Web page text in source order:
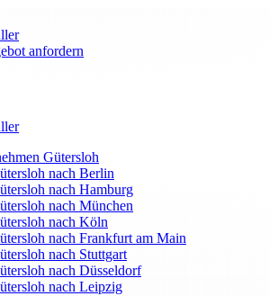
anfordern
Gütersloh
nach Berlin
nach Hamburg
nach München
nach Köln
nach Frankfurt am Main
nach Stuttgart
nach Düsseldorf
nach Leipzig